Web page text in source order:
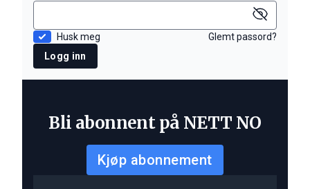
Husk meg
Glemt passord?
Logg inn
Bli abonnent på NETT NO
Kjøp abonnement